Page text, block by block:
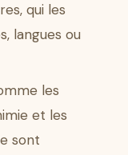
qui les
langues ou
les
et les
sont